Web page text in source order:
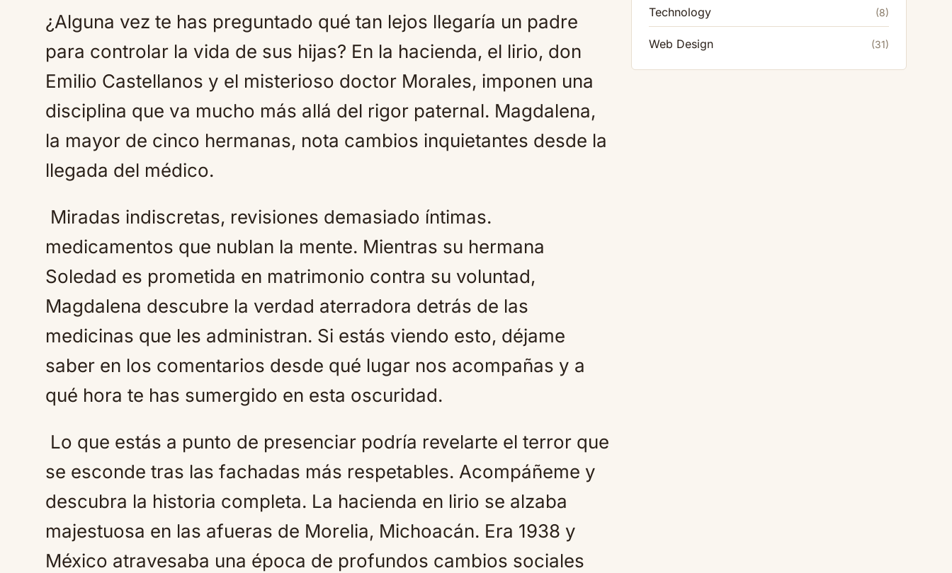
¿Alguna vez te has preguntado qué tan lejos llegaría un padre
para controlar la vida de sus hijas? En la hacienda, el lirio, don
Emilio Castellanos y el misterioso doctor Morales, imponen una
disciplina que va mucho más allá del rigor paternal. Magdalena,
la mayor de cinco hermanas, nota cambios inquietantes desde la
llegada del médico.
Miradas indiscretas, revisiones demasiado íntimas.
medicamentos que nublan la mente. Mientras su hermana
Soledad es prometida en matrimonio contra su voluntad,
Magdalena descubre la verdad aterradora detrás de las
medicinas que les administran. Si estás viendo esto, déjame
saber en los comentarios desde qué lugar nos acompañas y a
qué hora te has sumergido en esta oscuridad.
Lo que estás a punto de presenciar podría revelarte el terror que
se esconde tras las fachadas más respetables. Acompáñeme y
descubra la historia completa. La hacienda en lirio se alzaba
majestuosa en las afueras de Morelia, Michoacán. Era 1938 y
México atravesaba una época de profundos cambios sociales
Technology (8)
Web Design (31)